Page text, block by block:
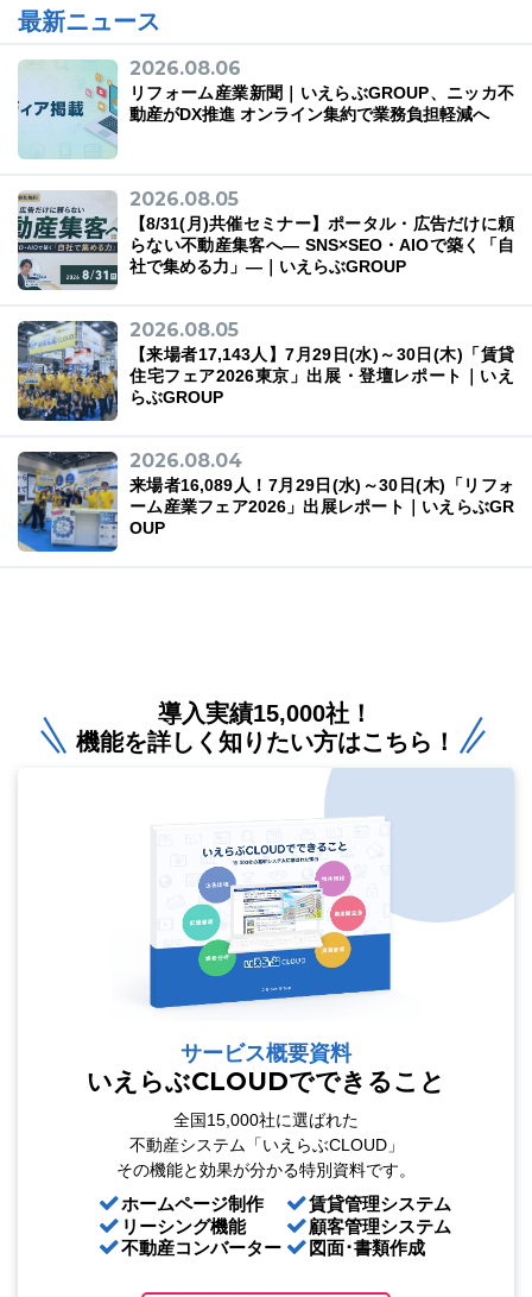
03-6689-1791
最新ニュース
2026.08.06
リフォーム産業新聞｜いえらぶGROUP、ニッカ不
動産がDX推進 オンライン集約で業務負担軽減へ
2026.08.05
【8/31(月)共催セミナー】ポータル・広告だけに頼
らない不動産集客へ― SNS×SEO・AIOで築く「自
社で集める力」―｜いえらぶGROUP
2026.08.05
【来場者17,143人】7月29日(水)～30日(木)「賃貸
住宅フェア2026東京」出展・登壇レポート｜いえ
らぶGROUP
2026.08.04
来場者16,089人！7月29日(水)～30日(木)「リフォ
ーム産業フェア2026」出展レポート｜いえらぶGR
OUP
導入実績15,000社！
機能を詳しく知りたい方はこちら！
サービス概要資料
いえらぶCLOUDでできること
全国15,000社に選ばれた
不動産システム「いえらぶCLOUD」
その機能と効果が分かる特別資料です。
ホームページ制作
リーシング機能
不動産コンバーター
賃貸管理システム
顧客管理システム
図面･書類作成